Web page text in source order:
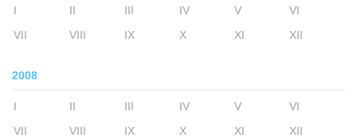
I II III IV V
VI
VII
VIII IX X XI XII
2008
I II III IV V
VI
VII
VIII IX X XI XII